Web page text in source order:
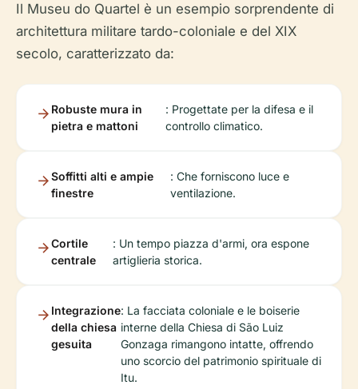
Il Museu do Quartel è un esempio sorprendente di
architettura militare tardo-coloniale e del XIX
secolo, caratterizzato da:
Robuste mura in
pietra e mattoni
: Progettate per la difesa e il
controllo climatico.
Soffitti alti e ampie
finestre
: Che forniscono luce e
ventilazione.
Cortile
centrale
: Un tempo piazza d'armi, ora espone
artiglieria storica.
Integrazione
della chiesa
gesuita
: La facciata coloniale e le boiserie
interne della Chiesa di São Luiz
Gonzaga rimangono intatte, offrendo
uno scorcio del patrimonio spirituale di
Itu.